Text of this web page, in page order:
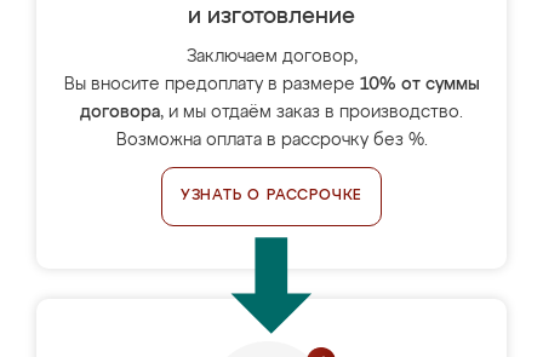
и изготовление
Заключаем договор,
Вы вносите предоплату в размере 10% от суммы
договора, и мы отдаём заказ в производство.
Возможна оплата в рассрочку без %.
УЗНАТЬ О РАССРОЧКЕ